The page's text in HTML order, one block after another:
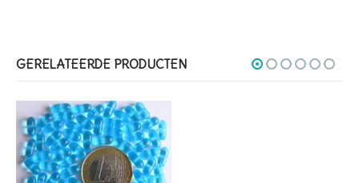
GERELATEERDE PRODUCTEN